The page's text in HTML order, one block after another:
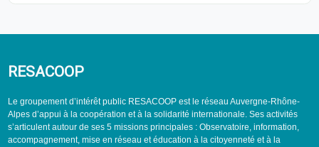
RESACOOP
Le groupement d’intérêt public RESACOOP est le réseau Auvergne-Rhône-
Alpes d’appui à la coopération et à la solidarité internationale. Ses activités
s’articulent autour de ses 5 missions principales : Observatoire, information,
accompagnement, mise en réseau et éducation à la citoyenneté et à la